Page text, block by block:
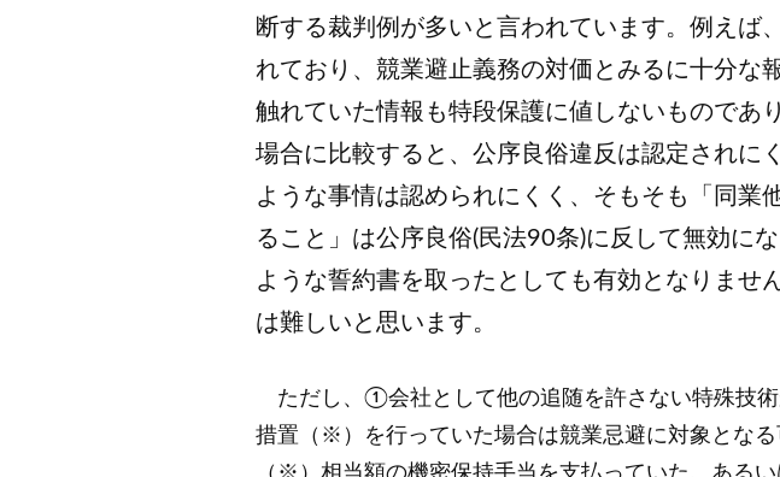
断する裁判例が多いと言われています。例えば
れており、競業避止義務の対価とみるに十分な
触れていた情報も特段保護に値しないものであ
場合に比較すると、公序良俗違反は認定されに
ような事情は認められにくく、そもそも「同業
ること」は公序良俗(民法90条)に反して無効に
ような誓約書を取ったとしても有効となりませ
は難しいと思います。
ただし、①会社として他の追随を許さない特殊技
措置（※）を行っていた場合は競業忌避に対象となる